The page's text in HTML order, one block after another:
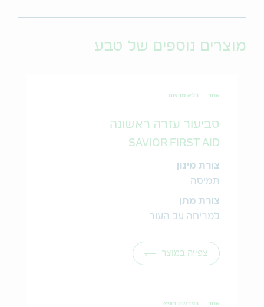
מוצרים נוספים של טבע
אחר ללא מרשם
סביעור עזרה ראשונה
SAVIOR FIRST AID
צורת מינון
תמיסה
צורת מתן
למריחה על העור
צפייה במוצר
אחר במרשם רופא